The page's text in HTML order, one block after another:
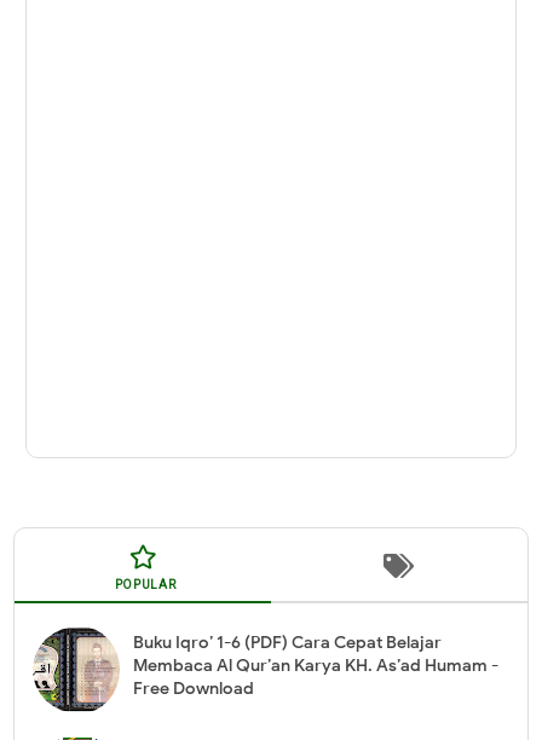
POPULAR
Buku Iqro’ 1-6 (PDF) Cara Cepat Belajar
Membaca Al Qur’an Karya KH. As’ad Humam -
Free Download